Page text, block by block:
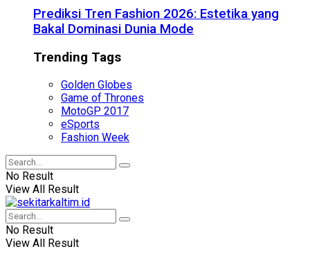
Prediksi Tren Fashion 2026: Estetika yang
Bakal Dominasi Dunia Mode
Trending Tags
Golden Globes
Game of Thrones
MotoGP 2017
eSports
Fashion Week
No Result
View All Result
No Result
View All Result